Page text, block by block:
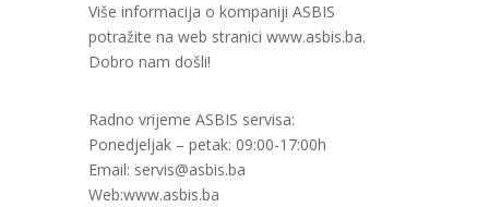
Više informacija o kompaniji ASBIS
potražite na web stranici www.asbis.ba.
Dobro nam došli!
Radno vrijeme ASBIS servisa:
Ponedjeljak – petak: 09:00-17:00h
Email: servis@asbis.ba
Web:www.asbis.ba